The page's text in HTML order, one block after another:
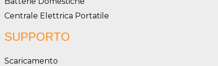
Centrale Elettrica Portatile
SUPPORTO
Scaricamento